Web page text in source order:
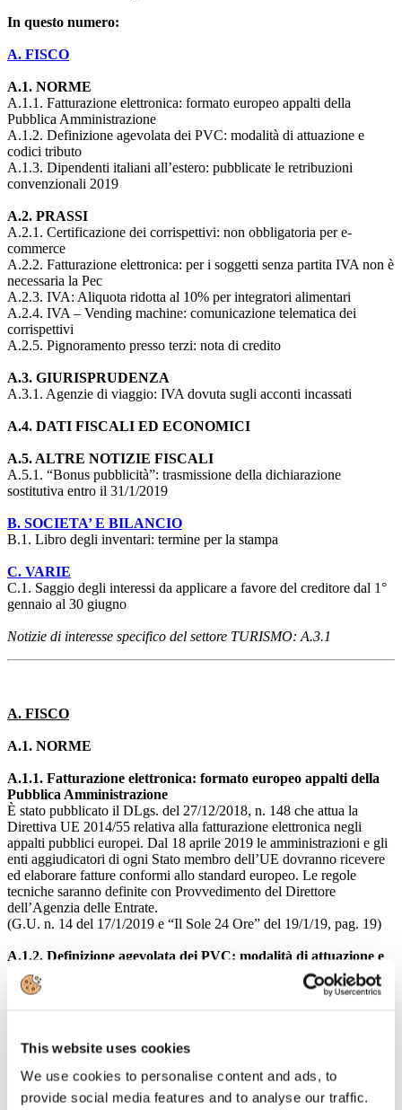
This website uses cookies
We use cookies to personalise content and ads, to
provide social media features and to analyse our traffic.
In questo numero:
A. FISCO
A.1. NORME
A.1.1. Fatturazione elettronica: formato europeo appalti della
Pubblica Amministrazione
A.1.2. Definizione agevolata dei PVC: modalità di attuazione e
codici tributo
A.1.3. Dipendenti italiani all’estero: pubblicate le retribuzioni
convenzionali 2019
A.2. PRASSI
A.2.1. Certificazione dei corrispettivi: non obbligatoria per e-
commerce
A.2.2. Fatturazione elettronica: per i soggetti senza partita IVA non è
necessaria la Pec
A.2.3. IVA: Aliquota ridotta al 10% per integratori alimentari
A.2.4. IVA – Vending machine: comunicazione telematica dei
corrispettivi
A.2.5. Pignoramento presso terzi: nota di credito
A.3. GIURISPRUDENZA
A.3.1. Agenzie di viaggio: IVA dovuta sugli acconti incassati
A.4. DATI FISCALI ED ECONOMICI
A.5. ALTRE NOTIZIE FISCALI
A.5.1. “Bonus pubblicità”: trasmissione della dichiarazione
sostitutiva entro il 31/1/2019
B. SOCIETA’ E BILANCIO
B.1. Libro degli inventari: termine per la stampa
C. VARIE
C.1. Saggio degli interessi da applicare a favore del creditore dal 1°
gennaio al 30 giugno
Notizie di interesse specifico del settore TURISMO: A.3.1
A. FISCO
A.1. NORME
A.1.1. Fatturazione elettronica: formato europeo appalti della
Pubblica Amministrazione
È stato pubblicato il DLgs. del 27/12/2018, n. 148 che attua la
Direttiva UE 2014/55 relativa alla fatturazione elettronica negli
appalti pubblici europei. Dal 18 aprile 2019 le amministrazioni e gli
enti aggiudicatori di ogni Stato membro dell’UE dovranno ricevere
ed elaborare fatture conformi allo standard europeo. Le regole
tecniche saranno definite con Provvedimento del Direttore
dell’Agenzia delle Entrate.
(G.U. n. 14 del 17/1/2019 e “Il Sole 24 Ore” del 19/1/19, pag. 19)
A.1.2. Definizione agevolata dei PVC: modalità di attuazione e
codici tributo
Sono state rese note le modalità di attuazione della definizione
pubblicati i codici tributo per il versamento con Modello F24.
(Provv. Prot. n. 17776/2019 del 23/1/2019 e Risoluzione n. 8/E del
23/1/19)